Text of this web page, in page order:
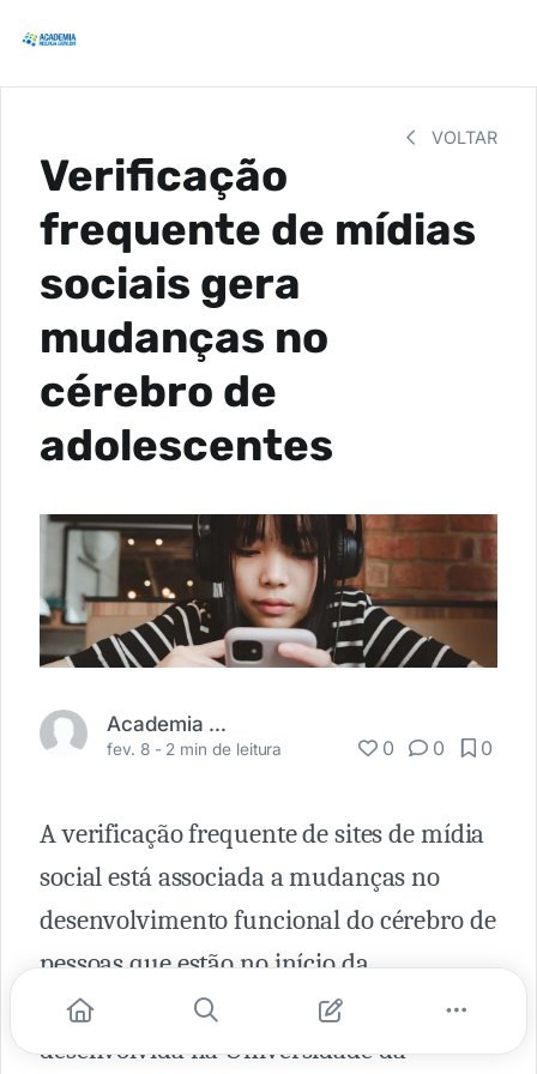
VOLTAR
Verificação
frequente de mídias
sociais gera
mudanças no
cérebro de
adolescentes
Academia Médica
fev. 8 - 2 min de leitura 0 0 0
A verificação frequente de sites de mídia
social está associada a mudanças no
desenvolvimento funcional do cérebro de
pessoas que estão no início da
adolescência, segundo pesquisa
desenvolvida na Universidade da